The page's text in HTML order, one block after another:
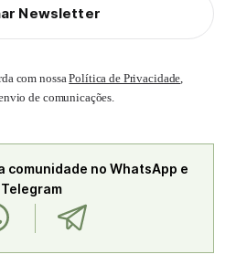
Newsletter
com nossaPolítica de Privacidade,
de comunicações.
comunidade no WhatsApp e
Telegram